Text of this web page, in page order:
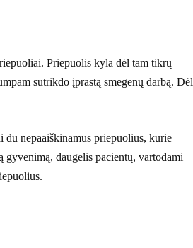
Priepuolis kyla dėl tam tikrų
sutrikdo įprastą smegenų darbą. Dėl
nepaaiškinamus priepuolius, kurie
gyvenimą, daugelis pacientų, vartodami